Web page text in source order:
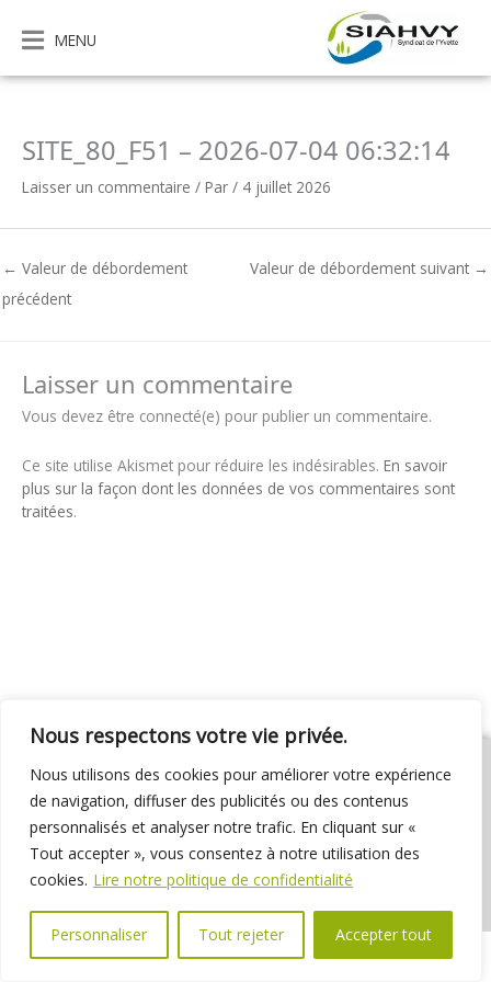
Nous respectons votre vie privée.
Nous utilisons des cookies pour améliorer votre expérience
de navigation, diffuser des publicités ou des contenus
personnalisés et analyser notre trafic. En cliquant sur «
Tout accepter », vous consentez à notre utilisation des
cookies. Lire notre politique de confidentialité
Personnaliser Tout rejeter Accepter tout
contenu
MENU
SITE_80_F51 – 2026-07-04 06:32:14
Laisser un commentaire / Par / 4 juillet 2026
← Valeur de débordement
précédent
Valeur de débordement suivant →
Laisser un commentaire
Vous devez être connecté(e) pour publier un commentaire.
Ce site utilise Akismet pour réduire les indésirables. En savoir
plus sur la façon dont les données de vos commentaires sont
traitées.
01 69 31 72 10 01 69 31 37 31
Nous contacter
Espace élus
Marchés publics Délibérations